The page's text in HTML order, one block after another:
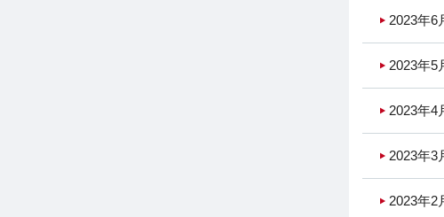
2023年6
2023年5
2023年4
2023年3
2023年2